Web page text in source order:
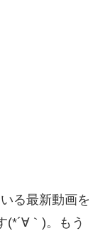
る最新動画を
(*´∀｀)。もう